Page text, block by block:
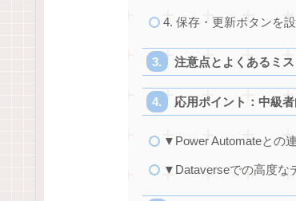
4. 保存・更新ボタンを
注意点とよくあるミス
応用ポイント：中級
▼Power Automateとの
▼Dataverseでの高度な